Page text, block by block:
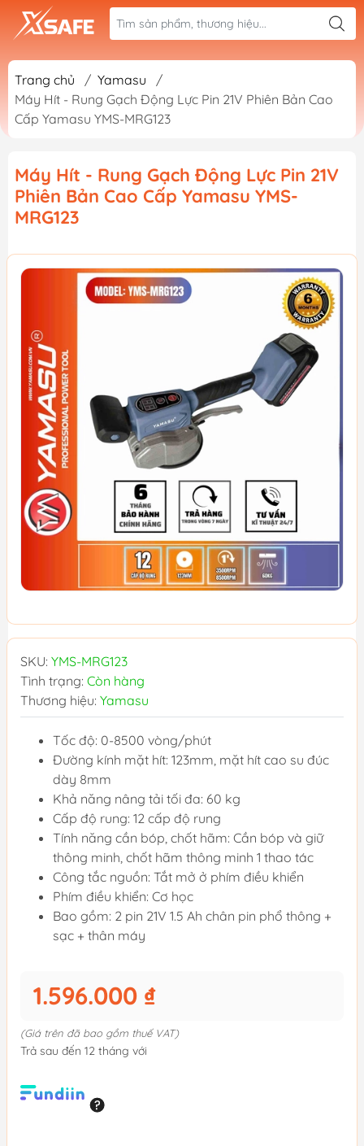
Trang chủ / Yamasu
/
Máy Hít - Rung Gạch Động Lực Pin 21V Phiên Bản Cao
Cấp Yamasu YMS-MRG123
Máy Hít - Rung Gạch Động Lực Pin 21V
Phiên Bản Cao Cấp Yamasu YMS-
MRG123
SKU: YMS-MRG123
Tình trạng: Còn hàng
Thương hiệu: Yamasu
Tốc độ: 0-8500 vòng/phút
Đường kính mặt hít: 123mm, mặt hít cao su đúc
dày 8mm
Khả năng nâng tải tối đa: 60 kg
Cấp độ rung: 12 cấp độ rung
Tính năng cần bóp, chốt hãm: Cần bóp và giữ
thông minh, chốt hãm thông minh 1 thao tác
Công tắc nguồn: Tắt mở ở phím điều khiển
Phím điều khiển: Cơ học
Bao gồm: 2 pin 21V 1.5 Ah chân pin phổ thông +
sạc + thân máy
1.596.000 ₫
(Giá trên đã bao gồm thuế VAT)
Trả sau đến 12 tháng với